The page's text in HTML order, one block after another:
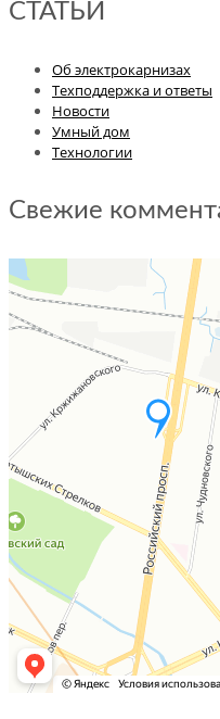
СТАТЬИ
Об электрокарнизах
Техподдержка и ответы
Новости
Умный дом
Технологии
Свежие